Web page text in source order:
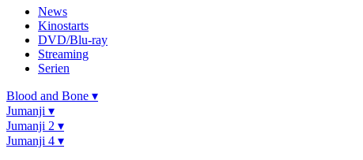
News
Kinostarts
DVD/Blu-ray
Streaming
Serien
Blood and Bone ▾
Jumanji ▾
Jumanji 2 ▾
Jumanji 4 ▾